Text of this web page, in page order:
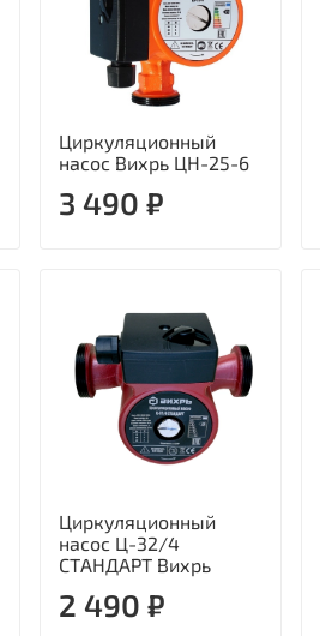
Циркуляционный
насос Вихрь ЦН-25-6
3 490 ₽
Циркуляционный
насос Ц-32/4
СТАНДАРТ Вихрь
2 490 ₽